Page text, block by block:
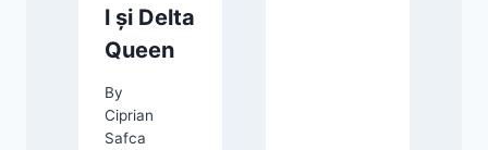
l și Delta
Queen
By
Ciprian
Safca